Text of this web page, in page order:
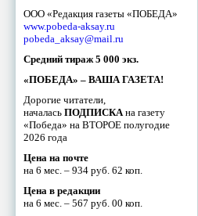
ООО «Редакция газеты «ПОБЕДА»
www.pobeda-aksay.ru
pobeda_aksay@mail.ru
Средний тираж 5 000 экз.
«ПОБЕДА» – ВАША ГАЗЕТА!
Дорогие читатели,
началась ПОДПИСКА на газету
«Победа» на ВТОРОЕ полугодие
2026 года
Цена на почте
на 6 мес. – 934 руб. 62 коп.
Цена в редакции
на 6 мес. – 567 руб. 00 коп.